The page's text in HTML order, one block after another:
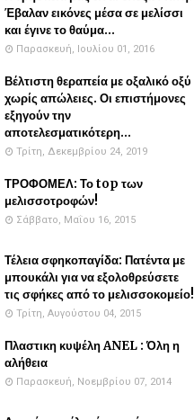
Έβαλαν εικόνες μέσα σε μελίσσι
και έγινε το θαύμα...
Παρασκευή, Ιουλίου 01, 2016
Βέλτιστη θεραπεία με οξαλικό οξύ
χωρίς απώλειες. Οι επιστήμονες
εξηγούν την
αποτελεσματικότερη...
Τρίτη, Δεκεμβρίου 24, 2019
ΤΡΟΦΟΜΕΛ: Το top των
μελισσοτροφών!
Σάββατο, Μαΐου 16, 2015
Τέλεια σφηκοπαγίδα: Πατέντα με
μπουκάλι για να εξολοθρεύσετε
τις σφήκες από το μελισσοκομείο!
Τρίτη, Αυγούστου 04, 2015
Πλαστικη κυψέλη ANEL : Όλη η
αλήθεια
Παρασκευή, Νοεμβρίου 07, 2014